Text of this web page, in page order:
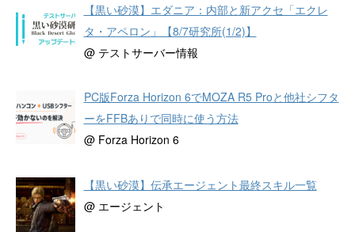
【黒い砂漠】エダニア：内部と新アクセ「エクレ
タ・アペロン」【8/7研究所(1/2)】
@ テストサーバー情報
PC版Forza Horizon 6でMOZA R5 Proと他社シフタ
ーをFFBありで同時に使う方法
@ Forza Horizon 6
【黒い砂漠】伝承エージェント最終スキル一覧
@ エージェント